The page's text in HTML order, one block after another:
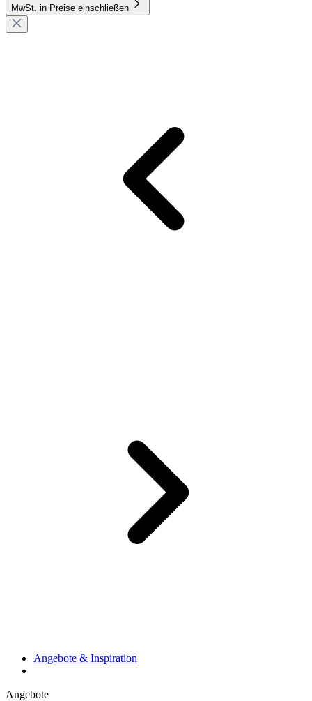
MwSt. in Preise einschließen
Angebote & Inspiration
Angebote